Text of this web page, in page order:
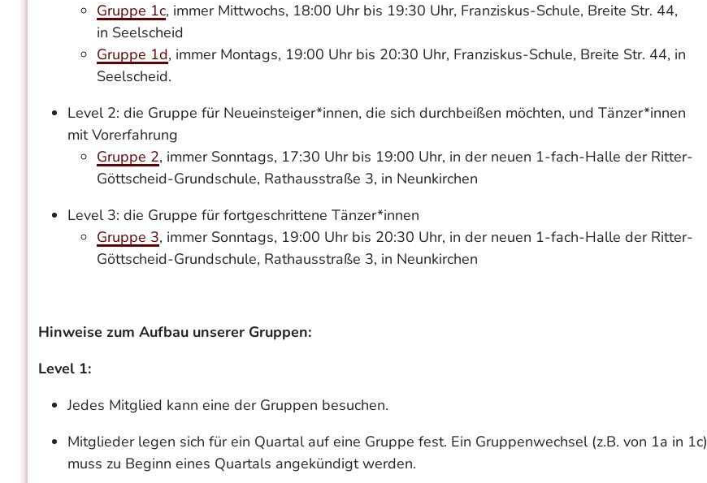
Gruppe 1c, immer Mittwochs, 18:00 Uhr bis 19:30 Uhr, Franziskus-Schule, Breite Str. 44,
in Seelscheid
Gruppe 1d, immer Montags, 19:00 Uhr bis 20:30 Uhr, Franziskus-Schule, Breite Str. 44, in
Seelscheid.
Level 2: die Gruppe für Neueinsteiger*innen, die sich durchbeißen möchten, und Tänzer*innen
mit Vorerfahrung
Gruppe 2, immer Sonntags, 17:30 Uhr bis 19:00 Uhr, in der neuen 1-fach-Halle der Ritter-
Göttscheid-Grundschule, Rathausstraße 3, in Neunkirchen
Level 3: die Gruppe für fortgeschrittene Tänzer*innen
Gruppe 3, immer Sonntags, 19:00 Uhr bis 20:30 Uhr, in der neuen 1-fach-Halle der Ritter-
Göttscheid-Grundschule, Rathausstraße 3, in Neunkirchen
Hinweise zum Aufbau unserer Gruppen:
Level 1:
Jedes Mitglied kann eine der Gruppen besuchen.
Mitglieder legen sich für ein Quartal auf eine Gruppe fest. Ein Gruppenwechsel (z.B. von 1a in 1c)
muss zu Beginn eines Quartals angekündigt werden.